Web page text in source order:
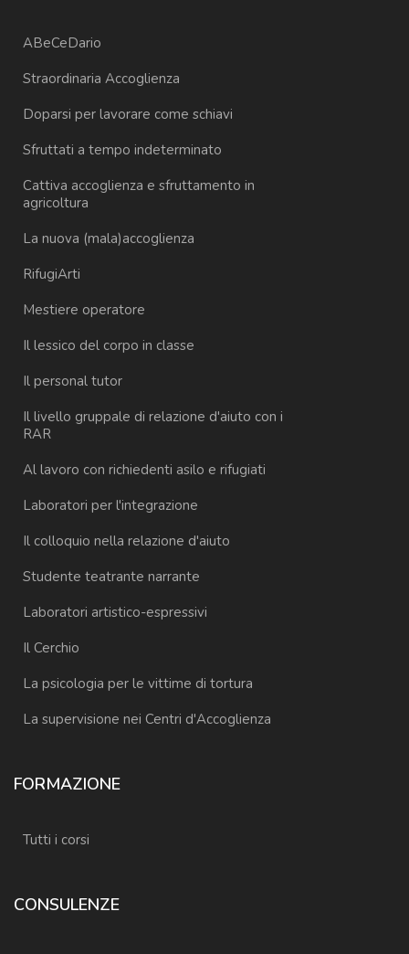
ABeCeDario
Straordinaria Accoglienza
Doparsi per lavorare come schiavi
Sfruttati a tempo indeterminato
Cattiva accoglienza e sfruttamento in
agricoltura
La nuova (mala)accoglienza
RifugiArti
Mestiere operatore
Il lessico del corpo in classe
Il personal tutor
Il livello gruppale di relazione d'aiuto con i
RAR
Al lavoro con richiedenti asilo e rifugiati
Laboratori per l'integrazione
Il colloquio nella relazione d'aiuto
Studente teatrante narrante
Laboratori artistico-espressivi
Il Cerchio
La psicologia per le vittime di tortura
La supervisione nei Centri d'Accoglienza
FORMAZIONE
Tutti i corsi
CONSULENZE